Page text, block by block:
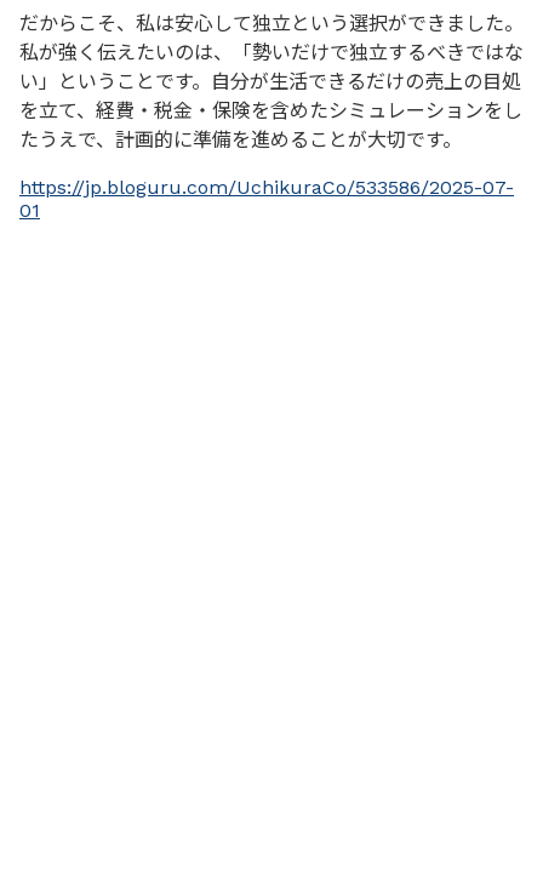
だからこそ、私は安心して独立という選択ができました。
私が強く伝えたいのは、「勢いだけで独立するべきではな
い」ということです。自分が生活できるだけの売上の目処
を立て、経費・税金・保険を含めたシミュレーションをし
たうえで、計画的に準備を進めることが大切です。
https://jp.bloguru.com/UchikuraCo/533586/2025-07-
01